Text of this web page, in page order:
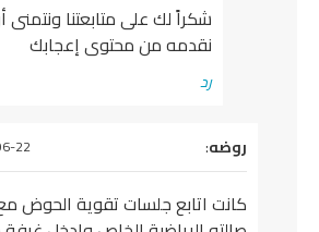
شكراً لك على متابعتنا ونتمنى
نقدمه من محتوى إعجابك
رد
يقول
روضه:
2025-06-
كانت اتابع جلسات تقوية الحوض